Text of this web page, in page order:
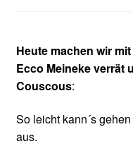
Heute machen wir
Ecco Meineke verrät
Couscous:
So leicht kann´s
aus.